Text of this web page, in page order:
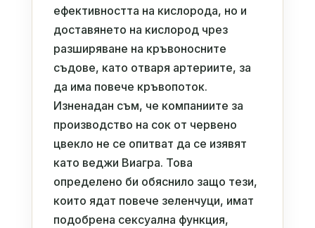
ефективността на кислорода, но и
доставянето на кислород чрез
разширяване на кръвоносните
съдове, като отваря артериите, за
да има повече кръвопоток.
Изненадан съм, че компаниите за
производство на сок от червено
цвекло не се опитват да се изявят
като веджи Виагра. Това
определено би обяснило защо тези,
които ядат повече зеленчуци, имат
подобрена сексуална функция,